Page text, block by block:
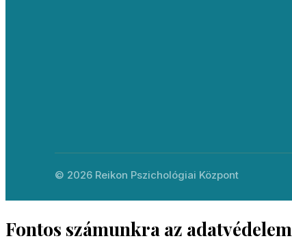
© 2026 Reikon Pszichológiai Központ
Fontos számunkra az adatvédelem